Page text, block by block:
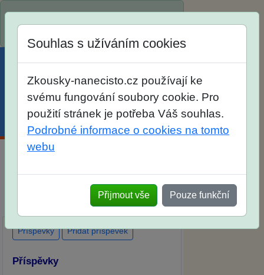
Spustili jsme přihlašování na školní rok
SŠ? Vaše ohlasy po skutečných
přijímacích zkouškách
Souhlas s užíváním cookies
Zkousky-nanecisto.cz používají ke
svému fungování soubory cookie. Pro
použití stránek je potřeba Váš souhlas.
Podrobné informace o cookies na tomto
webu
Přijmout vše Pouze funkční
Příspěvky Přidat příspěvek
Příspěvky